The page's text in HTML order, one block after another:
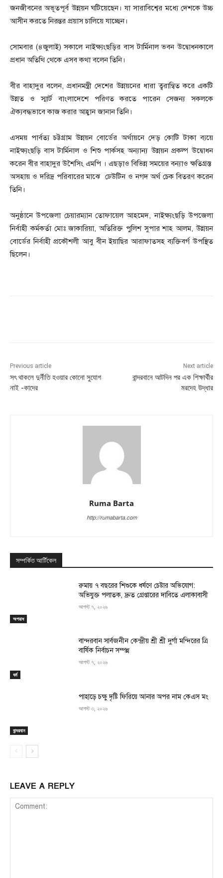
জনজীবনের অভূতপূর্ব উন্নয়ন ঘটিয়েছেন। যা সারাবিশ্বের মধ্যে দেশকে উচ্চ
আসীন করতে নিরন্তর প্রয়াস চালিয়ে যাচ্ছেন।
সোমবার (৪জুলাই) সকালে নাইক্ষ্যংছড়ির বাস টার্মিনাল ভবন উদ্বোধনকালে
প্রধান অতিথি থেকে এসব কথা বলেন তিনি।
বীর বাহাদুর বলেন, প্রধানমন্ত্রী দেশের উন্নয়নের ধারা ত্বরান্বিত করে একটি
উন্নত ও স্মার্ট বাংলাদেশে পরিণত করতে পারেন সেজন্য সকলকে
ঐক্যবদ্ধভাবে কাজ করার আহ্বান জানান তিনি।
এসময় পার্বত্য চট্টগ্রাম উন্নয়ন বোর্ডের অর্থায়নে দেড় কোটি টাকা ব্যয়ে
নাইক্ষ্যংছড়ি বাস টার্মিনাল ও শিশু পার্কসহ অন্যান্য উন্নয়ন প্রকল্প উদ্বোধন
করেন বীর বাহাদুর উশৈসিং এমপি । এছড়াও বিভিন্ন সময়ের বন্যাও ক্ষতিগ্রস্ত
অসহায় ও দরিদ্র পরিবারের মাঝে ঢেউটিন ও নগদ অর্থ চেক বিতরণ করেন
তিনি।
অনুষ্ঠানে উপজেলা চেয়ারম্যান তোফায়েল আহমেদ, নাইক্ষ্যংছড়ি উপজেলা
নির্বাহী কর্মকর্তা মোঃ জাকারিয়া, অতিরিক্ত পুলিশ সুপার শাহ আলম, উন্নয়ন
বোর্ডের নির্বাহী প্রকৌশলী আবু বীন ইয়াছির আরাফাতসহ ব্যক্তিবর্গ উপস্থিত
ছিলেন।
Previous article
সৎ থাকলে দুর্নীতি হওয়ার কোনো সুযোগ
নাই -কাদের
Next article
বান্দরবানে আটদিন পর এক শিক্ষার্থীর
মরদেহ উদ্ধার
Ruma Barta
http://rumabarta.com
সম্পর্কিত আর্টিকেল
অপরাধ
রুমায় ৭ বছরের শিশুকে ধর্ষণে চেষ্টার অভিযোগ:
অভিযুক্ত পলাতক, দ্রুত গ্রেপ্তারের দাবিতে এলাকাবাসী
আগস্ট ৭, ২০২৬
ধর্ম
বান্দরবান সার্বজনীন কেন্দ্রীয় শ্রী শ্রী দুর্গা মন্দিরের ত্রি
বার্ষিক নির্বাচন সম্পন্ন
আগস্ট ৭, ২০২৬
বান্দরবান
পাহাড়ে চক্ষু দৃষ্টি ফিরিয়ে আনার অপর নাম কেএস মং
আগস্ট ৩, ২০২৬
LEAVE A REPLY